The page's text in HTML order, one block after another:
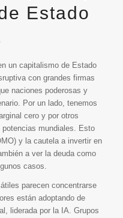
Estado
un capitalismo de Estado
con grandes firmas
naciones poderosas y
Por un lado, tenemos
cero y por otros
mundiales. Esto
y la cautela a invertir en
a ver la deuda como
casos.
parecen concentrarse
están adoptando de
liderada por la IA. Grupos